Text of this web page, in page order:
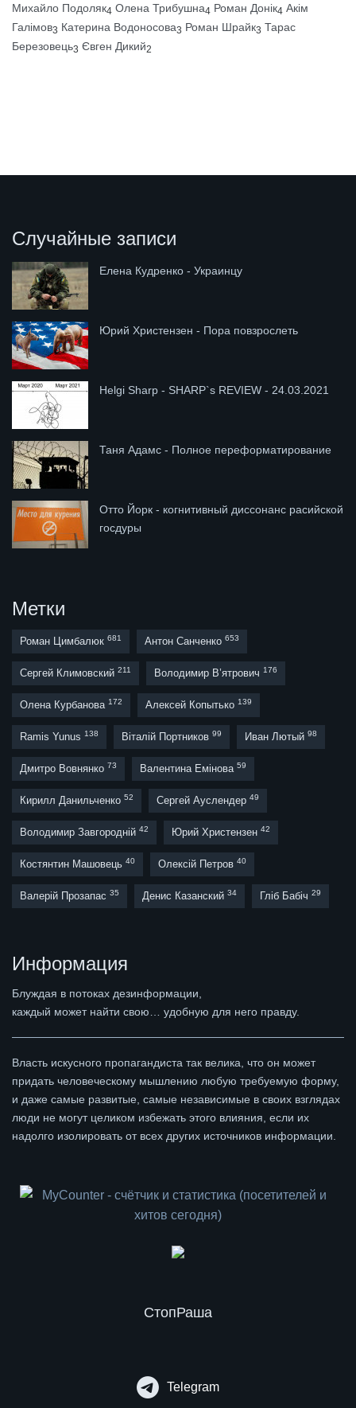
Михайло Подоляк4 Олена Трибушна4 Роман Донік4 Акім
Галімов3 Катерина Водоносова3 Роман Шрайк3 Тарас
Березовець3 Євген Дикий2
Случайные записи
Елена Кудренко - Украинцу
Юрий Христензен - Пора повзрослеть
Helgi Sharp - SHARP`s REVIEW - 24.03.2021
Таня Адамс - Полное переформатирование
Отто Йорк - когнитивный диссонанс расийской
госдуры
Метки
Роман Цимбалюк 681 Антон Санченко 653
Сергей Климовский 211 Володимир В’ятрович 176
Олена Курбанова 172 Алексей Копытько 139
Ramis Yunus 138 Віталій Портников 99 Иван Лютый 98
Дмитро Вовнянко 73 Валентина Емінова 59
Кирилл Данильченко 52 Сергей Ауслендер 49
Володимир Завгородній 42 Юрий Христензен 42
Костянтин Машовець 40 Олексій Петров 40
Валерій Прозапас 35 Денис Казанский 34 Гліб Бабіч 29
Информация
Блуждая в потоках дезинформации,
каждый может найти свою… удобную для него правду.
Власть искусного пропагандиста так велика, что он может
придать человеческому мышлению любую требуемую форму,
и даже самые развитые, самые независимые в своих взглядах
люди не могут целиком избежать этого влияния, если их
надолго изолировать от всех других источников информации.
СтопРаша
Telegram